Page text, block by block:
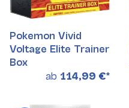
Pokemon Vivid
Voltage Elite Trainer
Box
ab 114,99 €*